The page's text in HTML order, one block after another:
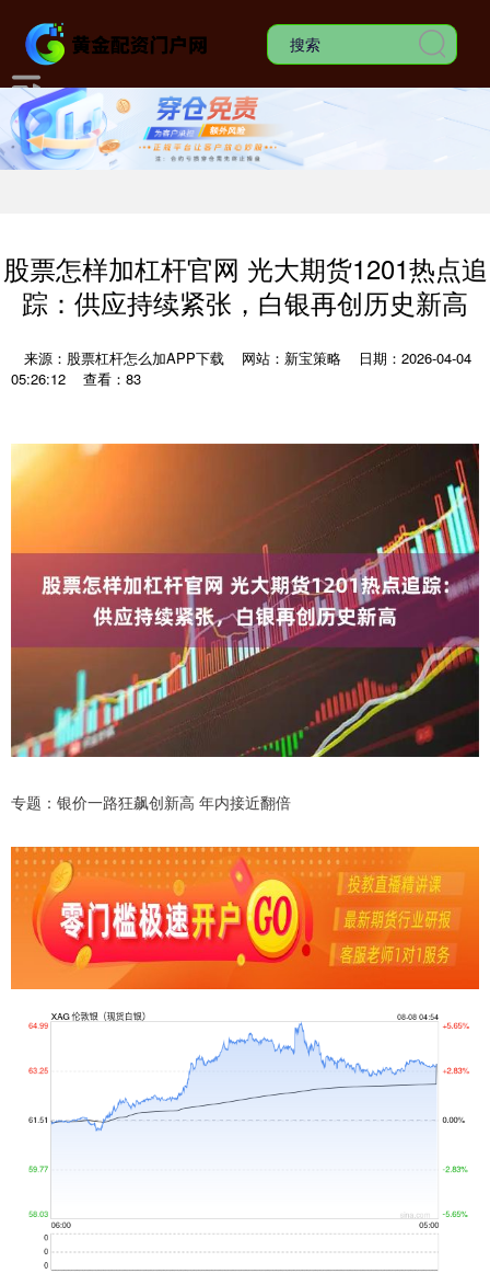
股票怎样加杠杆官网 光大期货1201热点追
踪：供应持续紧张，白银再创历史新高
来源：股票杠杆怎么加APP下载 网站：新宝策略
日期：2026-04-04
05:26:12
查看：83
专题：银价一路狂飙创新高 年内接近翻倍